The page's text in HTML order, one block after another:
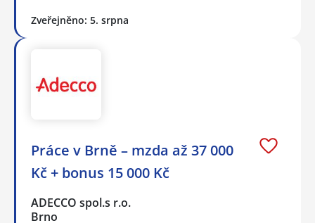
Zveřejněno: 5. srpna
Práce v Brně – mzda až 37 000
Kč + bonus 15 000 Kč
ADECCO spol.s r.o.
Brno